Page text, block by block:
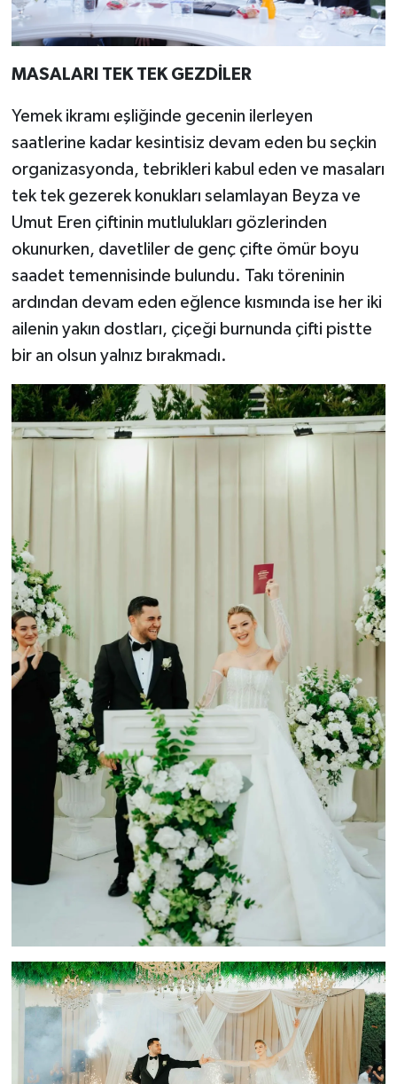
MASALARI TEK TEK GEZDİLER
Yemek ikramı eşliğinde gecenin ilerleyen
saatlerine kadar kesintisiz devam eden bu seçkin
organizasyonda, tebrikleri kabul eden ve masaları
tek tek gezerek konukları selamlayan Beyza ve
Umut Eren çiftinin mutlulukları gözlerinden
okunurken, davetliler de genç çifte ömür boyu
saadet temennisinde bulundu. Takı töreninin
ardından devam eden eğlence kısmında ise her iki
ailenin yakın dostları, çiçeği burnunda çifti pistte
bir an olsun yalnız bırakmadı.